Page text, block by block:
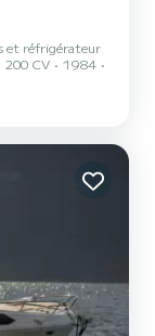
et réfrigérateur
200 CV
1984